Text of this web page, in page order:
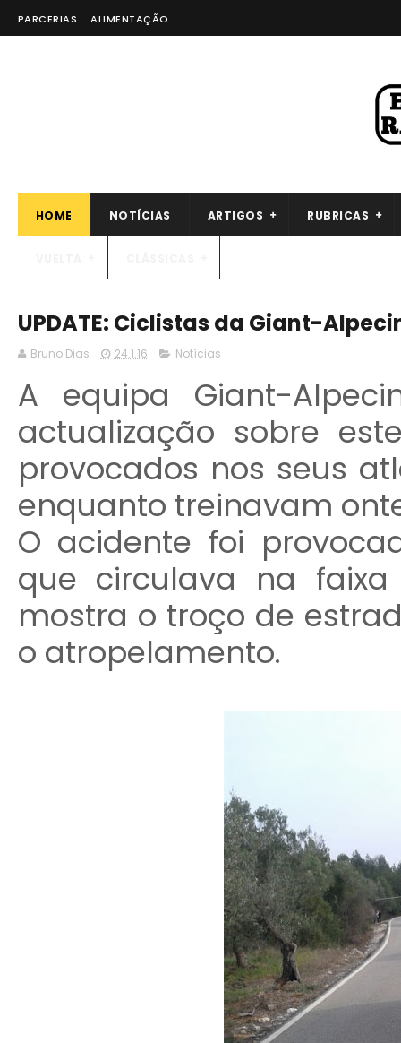
PARCERIAS ALIMENTAÇÃO
HOME NOTÍCIAS ARTIGOS RUBRICAS
UPDATE: Ciclistas da Giant-
Bruno Dias 24.1.16 Notícias
A equipa Giant-
actualização sobre
provocados nos seus
enquanto treinavam
O acidente foi
que circulava na
mostra o troço de
o atropelamento.